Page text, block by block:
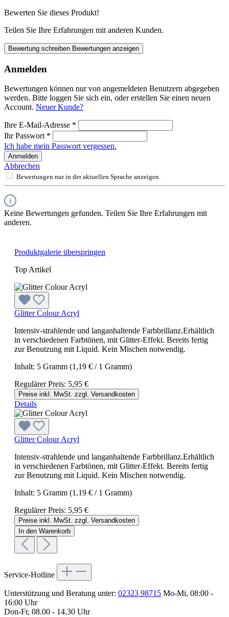
Bewerten Sie dieses Produkt!
Teilen Sie Ihre Erfahrungen mit anderen Kunden.
Bewertung schreiben Bewertungen anzeigen
Anmelden
Bewertungen können nur von angemeldeten Benutzern abgegeben
werden. Bitte loggen Sie sich ein, oder erstellen Sie einen neuen
Account. Neuer Kunde?
Ihre E-Mail-Adresse *
Ihr Passwort *
Ich habe mein Passwort vergessen.
Anmelden
Abbrechen
Bewertungen nur in der aktuellen Sprache anzeigen.
Keine Bewertungen gefunden. Teilen Sie Ihre Erfahrungen mit
anderen.
Produktgalerie überspringen
Top Artikel
Glitter Colour Acryl
Intensiv-strahlende und langanhaltende Farbbrillanz.Erhältlich
in verschiedenen Farbtönen, mit Glitter-Effekt. Bereits fertig
zur Benutzung mit Liquid. Kein Mischen notwendig.
Inhalt: 5 Gramm (1,19 € / 1 Gramm)
Regulärer Preis: 5,95 €
Preise inkl. MwSt. zzgl. Versandkosten
Details
Glitter Colour Acryl
Intensiv-strahlende und langanhaltende Farbbrillanz.Erhältlich
in verschiedenen Farbtönen, mit Glitter-Effekt. Bereits fertig
zur Benutzung mit Liquid. Kein Mischen notwendig.
Inhalt: 5 Gramm (1,19 € / 1 Gramm)
Regulärer Preis: 5,95 €
Preise inkl. MwSt. zzgl. Versandkosten
In den Warenkorb
Service-Hotline
Unterstützung und Beratung unter: 02323 98715 Mo-Mi, 08:00 -
16:00 Uhr
Don-Fr, 08.00 - 14.30 Uhr